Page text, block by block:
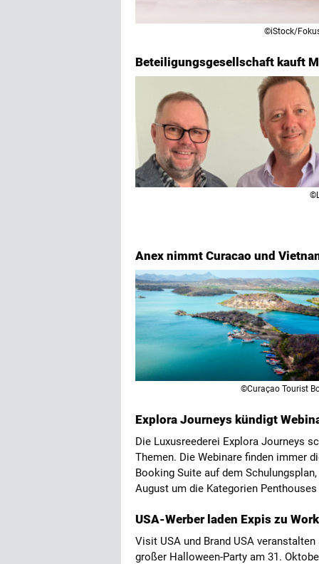
©iStock/
Beteiligungsgesellschaft kauft
Anex nimmt Curacao und
©Curaçao Tourist
Explora Journeys kündigt
Die Luxusreederei Explora Journeys
Themen. Die Webinare finden immer
Booking Suite auf dem
August um die Kategorien
USA-Werber laden Expis zu
Visit USA und Brand USA
großer Halloween-Party am 31.